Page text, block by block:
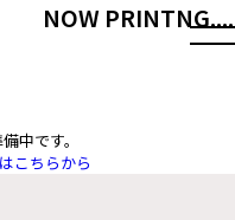
NOW PRINTNG....
中です。
こちらから